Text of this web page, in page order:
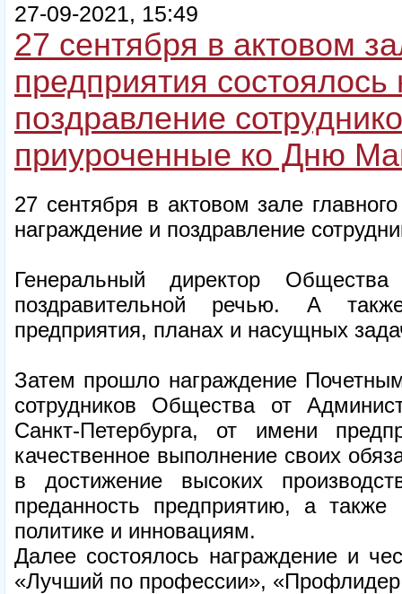
27-09-2021, 15:49
27 сентября в актовом
предприятия
поздравление
приуроченные ко Дню
27 сентября в актовом зале
награждение и поздравление
Генеральный директор
поздравительной речью. А
предприятия, планах и насущных
Затем прошло награждение
сотрудников Общества от
Санкт-Петербурга, от имени
качественное выполнение своих
в достижение высоких
преданность предприятию, а
политике и инновациям.
Далее состоялось награждение и
«Лучший по профессии», «Профлидер